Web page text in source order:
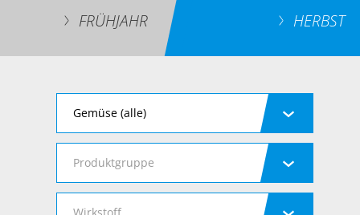
FRÜHJAHR HERBST
Gemüse (alle)
Produktgruppe
Wirkstoff